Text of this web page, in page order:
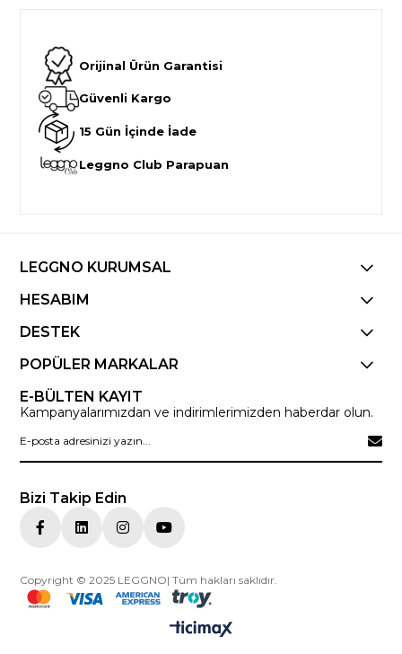
Orijinal Ürün Garantisi
Güvenli Kargo
15 Gün İçinde İade
Leggno Club Parapuan
LEGGNO KURUMSAL
HESABIM
DESTEK
POPÜLER MARKALAR
E-BÜLTEN KAYIT
Kampanyalarımızdan ve indirimlerimizden haberdar olun.
Bizi Takip Edin
Copyright © 2025 LEGGNO| Tüm hakları saklıdır.